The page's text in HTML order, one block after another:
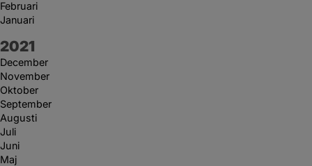
Februari
Januari
År:
2021
December
November
Oktober
September
Augusti
Juli
Juni
Maj